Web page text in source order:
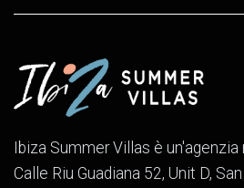
Ibiza Summer Villas è un'agenzia
Calle Riu Guadiana 52, Unit D,